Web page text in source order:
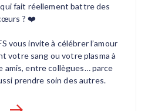
fait réellement battre des
? ❤️
vous invite à célébrer l’amour
votre sang ou votre plasma à
amis, entre collègues… parce
prendre soin des autres.